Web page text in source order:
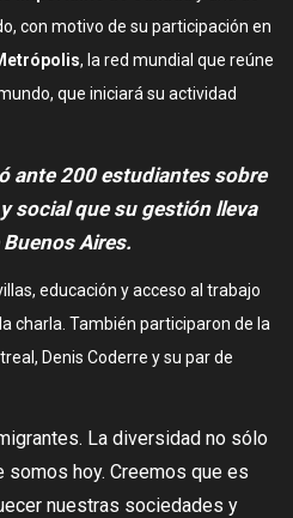
con motivo de su participación en
, la red mundial que reúne
que iniciará su actividad
ante 200 estudiantes sobre
social que su gestión lleva
Aires.
educación y acceso al trabajo
charla. También participaron de la
Denis Coderre y su par de
La diversidad no sólo
somos hoy. Creemos que es
nuestras sociedades y